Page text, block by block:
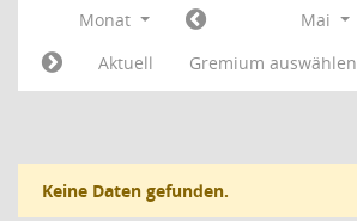
Monat Mai
Aktuell
Gremium auswählen
Keine Daten gefunden.